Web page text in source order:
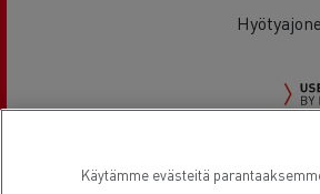
Käytämme evästeitä